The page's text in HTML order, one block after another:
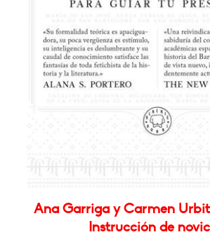
Ana Garriga y Carmen
Instrucción de